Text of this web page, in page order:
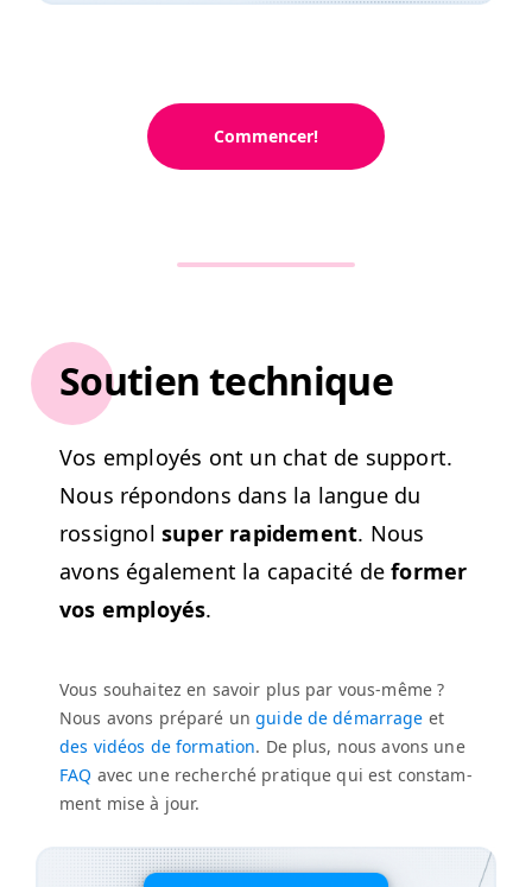
Commencer!
Soutien technique
Vos employés ont un chat de sup­port.
Nous répon­dons dans la langue du
rossig­nol super rapi­de­ment. Nous
avons égale­ment la capac­ité defor­mer
vos employés.
Vous souhaitez en savoir plus par vous-même ?
Nous avons pré­paré unguide de démar­rage et
des vidéos de for­ma­tion. De plus, nous avons une
FAQ avec une recher­ché pra­tique qui est con­stam­
ment mise à jour.